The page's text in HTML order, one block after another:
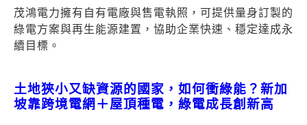
茂鴻電力擁有自有電廠與售電執照，可提供量身訂製的
綠電方案與再生能源建置，協助企業快速、穩定達成永
續目標。
土地狹小又缺資源的國家，如何衝綠能？新加
坡靠跨境電網＋屋頂種電，綠電成長創新高